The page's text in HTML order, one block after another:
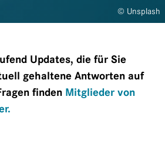
© Unsplash
Updates, die für Sie
gehaltene Antworten auf
finden Mitglieder von